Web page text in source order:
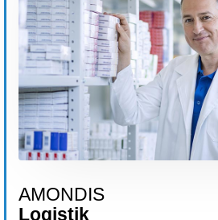
AMONDIS
Logistik